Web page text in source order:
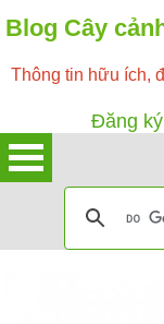
Blog Cây
Thông tin hữu ích,
Đăng ký